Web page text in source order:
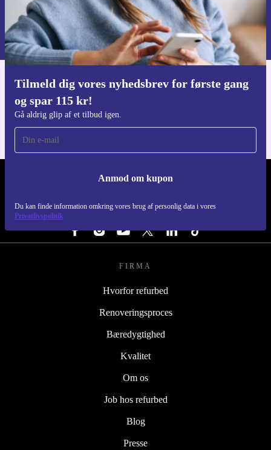
Tilmeld dig vores nyhedsbrev for første gang
og spar 115 kr!
Gå aldrig glip af et tilbud igen.
Anmod om kupon
Du kan finde information omkring vores brug af personlig data i vores
Privatlivspolitik
Anmod om kupon
Du kan finde information omkring vores brug af personlig data i vores
Privatlivspolitik
Download refurbed appen
REFURBED DANMARK - RETHINK NEW.
FØLG OS
FIRMA
Hvorfor refurbed
Renoveringsproces
Bæredygtighed
Kvalitet
Om os
Job hos refurbed
Blog
Presse